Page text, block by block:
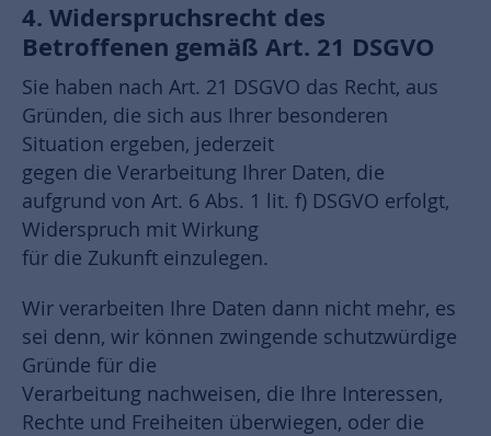
4. Widerspruchsrecht des
Betroffenen gemäß Art. 21 DSGVO
Sie haben nach Art. 21 DSGVO das Recht, aus
Gründen, die sich aus Ihrer besonderen
Situation ergeben, jederzeit
gegen die Verarbeitung Ihrer Daten, die
aufgrund von Art. 6 Abs. 1 lit. f) DSGVO erfolgt,
Widerspruch mit Wirkung
für die Zukunft einzulegen.
Wir verarbeiten Ihre Daten dann nicht mehr, es
sei denn, wir können zwingende schutzwürdige
Gründe für die
Verarbeitung nachweisen, die Ihre Interessen,
Rechte und Freiheiten überwiegen, oder die